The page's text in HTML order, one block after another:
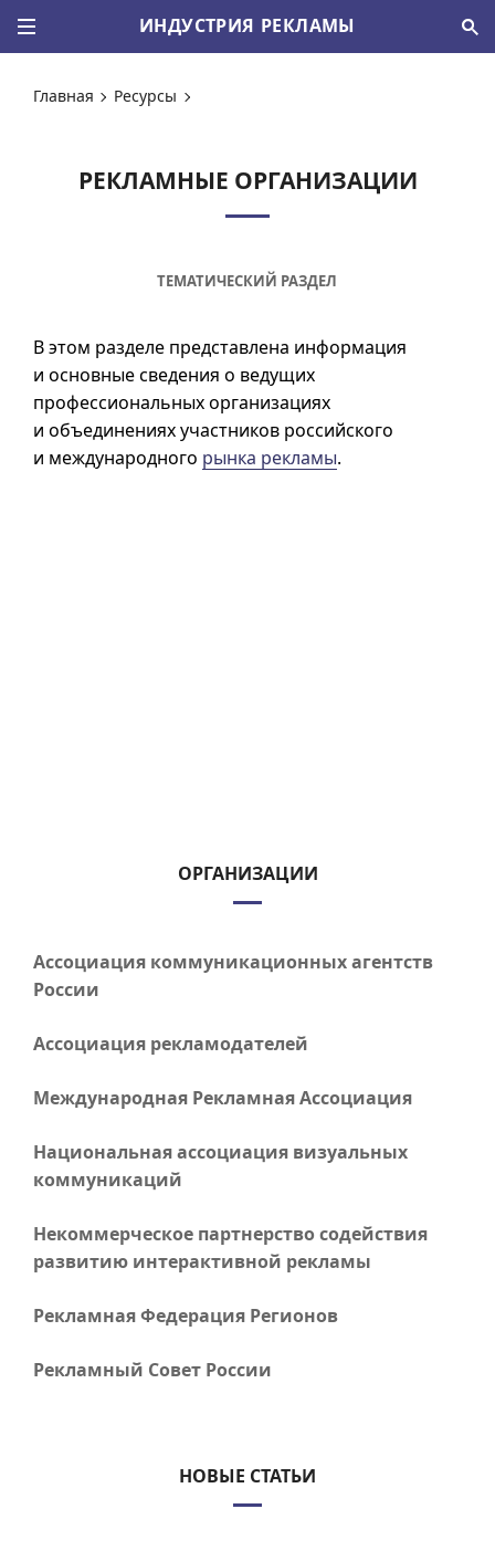
ИНДУСТРИЯ РЕКЛАМЫ
Главная Ресурсы
РЕКЛАМНЫЕ ОРГАНИЗАЦИИ
ТЕМАТИЧЕСКИЙ РАЗДЕЛ
В этом разделе представлена информация
и основные сведения о ведущих
профессиональных организациях
и объединениях участников российского
и международного рынка рекламы.
ОРГАНИЗАЦИИ
Ассоциация коммуникационных агентств
России
Ассоциация рекламодателей
Международная Рекламная Ассоциация
Национальная ассоциация визуальных
коммуникаций
Некоммерческое партнерство содействия
развитию интерактивной рекламы
Рекламная Федерация Регионов
Рекламный Совет России
НОВЫЕ СТАТЬИ